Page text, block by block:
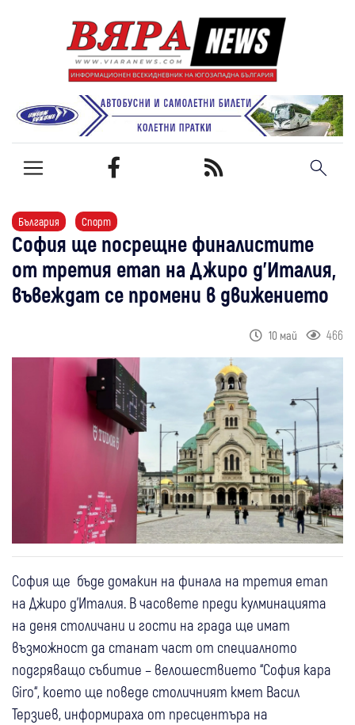
България Спорт
София ще посрещне финалистите
от третия етап на Джиро д'Италия,
въвеждат се промени в движението
10 май 466
София ще бъде домакин на финала на третия етап
на Джиро д'Италия. В часовете преди кулминацията
на деня столичани и гости на града ще имат
възможност да станат част от специалното
подгряващо събитие – велошествието “София кара
Giro“, което ще поведе столичният кмет Васил
Терзиев, информираха от пресцентъра на